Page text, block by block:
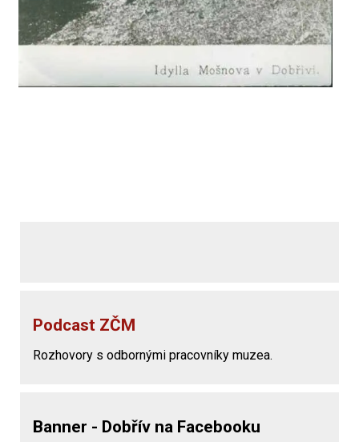
Podcast ZČM
Rozhovory s odbornými pracovníky muzea.
Banner - Dobřív na Facebooku